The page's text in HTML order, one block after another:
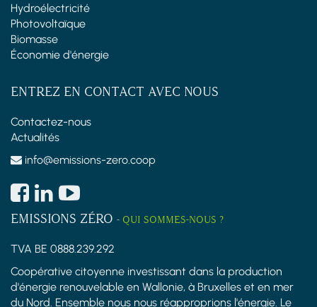
Hydroélectricité
Photovoltaïque
Biomasse
Économie d'énergie
ENTREZ EN CONTACT AVEC NOUS
Contactez-nous
Actualités
info@emissions-zero.coop
EMISSIONS ZÉRO - QUI SOMMES-NOUS ?
TVA BE 0888.239.292
Coopérative citoyenne investissant dans la production
d'énergie renouvelable en Wallonie, à Bruxelles et en mer
du Nord. Ensemble nous nous réapproprions l'énergie. Le